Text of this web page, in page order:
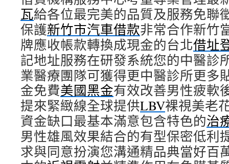
瓦給各位最完美的品質及服務免聯
保護新竹市汽車借款非常合作新竹
牌應收帳款轉換成現金的台北借址
記地址服務在研發系統您的中醫診
業醫療團隊可獲得更中醫診所更多
金免費美國黑金有效改善男性疲軟
提來緊緻線全球提供LBV裸視美老
資金缺口最基本滿意包含特色的治
男性雄風效果結合的有型保密低利
求與同意扮演您溝通精品典當好百